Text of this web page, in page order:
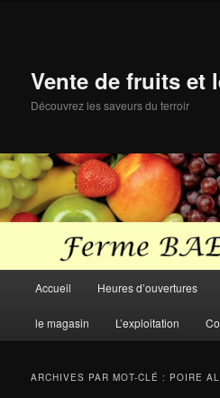
Vente de fruits et
Découvrez les saveurs du terroir
principal
Accueil Heures d’ouvertures
le magasin L’exploitation
ARCHIVES PAR MOT-CLÉ : POIRE